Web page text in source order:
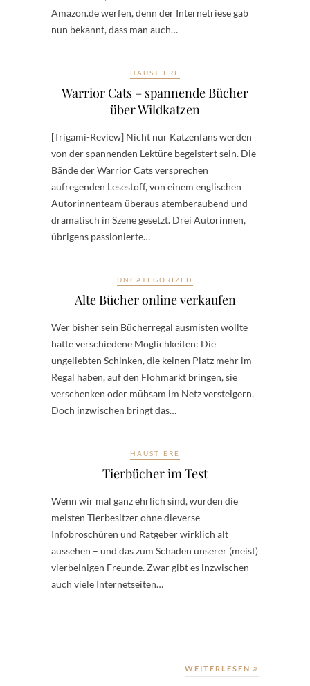
Amazon.de werfen, denn der Internetriese gab
nun bekannt, dass man auch…
HAUSTIERE
Warrior Cats – spannende Bücher
über Wildkatzen
[Trigami-Review] Nicht nur Katzenfans werden
von der spannenden Lektüre begeistert sein. Die
Bände der Warrior Cats versprechen
aufregenden Lesestoff, von einem englischen
Autorinnenteam überaus atemberaubend und
dramatisch in Szene gesetzt. Drei Autorinnen,
übrigens passionierte…
UNCATEGORIZED
Alte Bücher online verkaufen
Wer bisher sein Bücherregal ausmisten wollte
hatte verschiedene Möglichkeiten: Die
ungeliebten Schinken, die keinen Platz mehr im
Regal haben, auf den Flohmarkt bringen, sie
verschenken oder mühsam im Netz versteigern.
Doch inzwischen bringt das…
HAUSTIERE
Tierbücher im Test
Wenn wir mal ganz ehrlich sind, würden die
meisten Tierbesitzer ohne dieverse
Infobroschüren und Ratgeber wirklich alt
aussehen – und das zum Schaden unserer (meist)
vierbeinigen Freunde. Zwar gibt es inzwischen
auch viele Internetseiten…
WEITERLESEN